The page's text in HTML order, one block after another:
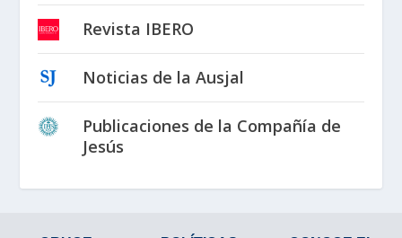
Revista IBERO
Noticias de la Ausjal
Publicaciones de la Compañía de
Jesús